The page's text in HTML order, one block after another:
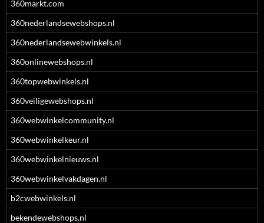
360markt.com
360nederlandsewebshops.nl
360nederlandsewebwinkels.nl
360onlinewebshops.nl
360topwebwinkels.nl
360veiligewebshops.nl
360webwinkelcommunity.nl
360webwinkelkeur.nl
360webwinkelnieuws.nl
360webwinkelvakdagen.nl
b2cwebwinkels.nl
bekendewebshops.nl